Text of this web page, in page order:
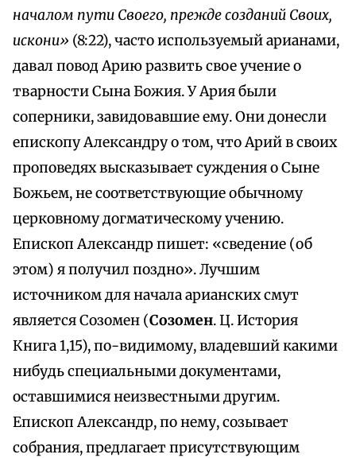
началом пути Своего, прежде созданий Своих,
искони» (8:22), часто используемый арианами,
давал повод Арию развить свое учение о
тварности Сына Божия. У Ария были
соперники, завидовавшие ему. Они донесли
епископу Александру о том, что Арий в своих
проповедях высказывает суждения о Сыне
Божьем, не соответствующие обычному
церковному догматическому учению.
Епископ Александр пишет: «сведение (об
этом) я получил поздно». Лучшим
источником для начала арианских смут
является Созомен (Созомен. Ц. История
Книга 1,15), по-видимому, владевший какими
нибудь специальными документами,
оставшимися неизвестными другим.
Епископ Александр, по нему, созывает
собрания, предлагает присутствующим